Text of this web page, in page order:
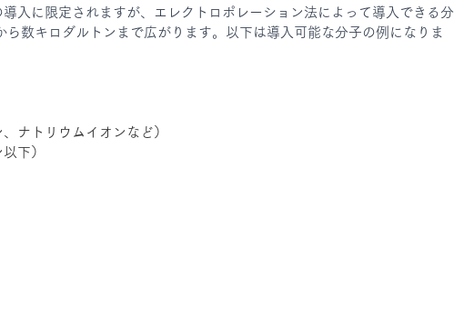
入に限定されますが、エレクトロポレーション法によって導入できる分
数キロダルトンまで広がります。以下は導入可能な分子の例になりま
ナトリウムイオンなど）
下）